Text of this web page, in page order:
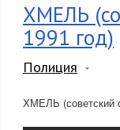
ХМЕЛЬ
1991 год)
Полиция
ХМЕЛЬ (советский